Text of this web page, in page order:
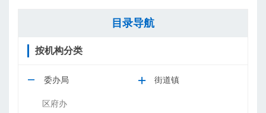
目录导航
按机构分类
委办局
区府办
街道镇